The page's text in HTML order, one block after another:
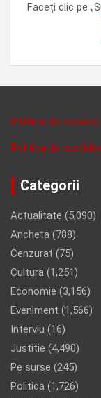
Faceți clic pe
Politica de cookies
Politica de
Categorii
Actualitate (5,090)
Ancheta (788)
Cenzurat (75)
Cultura (1,251)
Economie (3,156)
Eveniment (1,566)
Interviu (16)
Justitie (4,490)
Pe surse (245)
Politica (1,726)